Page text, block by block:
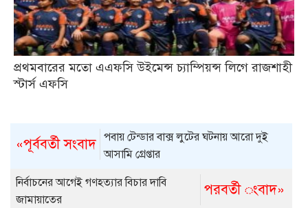
প্রথমবারের মতো এএফসি উইমেন্স চ্যাম্পিয়ন্স লিগে রাজশাহী
স্টার্স এফসি
«পূর্ববর্তী সংবাদ পবায় টেন্ডার বাক্স লুটের ঘটনায় আরো দুই
আসামি গ্রেপ্তার
পরবর্তী ংবাদ»
নির্বাচনের আগেই গণহত্যার বিচার দাবি
জামায়াতের